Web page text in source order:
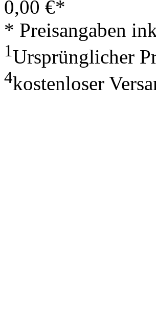
0,00 €*
* Preisangaben
1Ursprünglicher
4kostenloser